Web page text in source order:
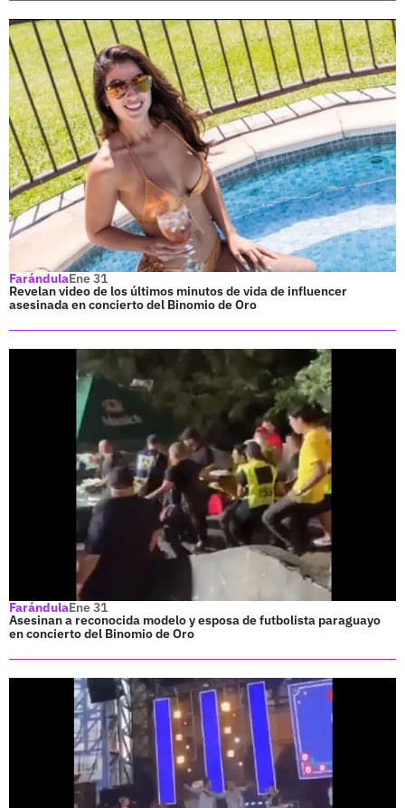
FarándulaEne 31
Revelan video de los últimos minutos de vida de influencer
asesinada en concierto del Binomio de Oro
FarándulaEne 31
Asesinan a reconocida modelo y esposa de futbolista paraguayo
en concierto del Binomio de Oro